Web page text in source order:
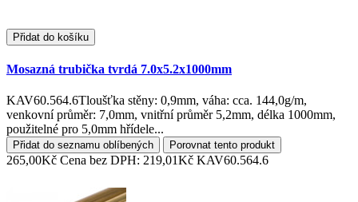
Přidat do košíku
Mosazná trubička tvrdá 7.0x5.2x1000mm
KAV60.564.6Tloušťka stěny: 0,9mm, váha: cca. 144,0g/m,
venkovní průměr: 7,0mm, vnitřní průměr 5,2mm, délka 1000mm,
použitelné pro 5,0mm hřídele...
Přidat do seznamu oblíbených Porovnat tento produkt
265,00Kč Cena bez DPH: 219,01Kč KAV60.564.6